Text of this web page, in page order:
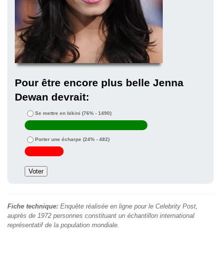
Pour être encore plus belle Jenna
Dewan devrait:
Se mettre en bikini (76% - 1490)
Porter une écharpe (24% - 482)
Fiche technique: Enquête réalisée en ligne pour le Celebrity Post,
auprès de 1972 personnes constituant un échantillon international
représentatif de la population mondiale.